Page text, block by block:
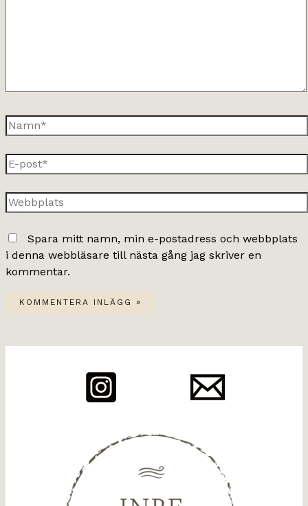
Namn*
E-
post*
Webbplats
Spara mitt namn, min e-postadress och webbplats
i denna webbläsare till nästa gång jag skriver en
kommentar.